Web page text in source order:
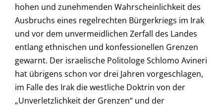
hohen und zunehmenden Wahrscheinlichkeit des
Ausbruchs eines regelrechten Bürgerkriegs im Irak
und vor dem unvermeidlichen Zerfall des Landes
entlang ethnischen und konfessionellen Grenzen
gewarnt. Der israelische Politologe Schlomo Avineri
hat übrigens schon vor drei Jahren vorgeschlagen,
im Falle des Irak die westliche Doktrin von der
„Unverletzlichkeit der Grenzen“ und der